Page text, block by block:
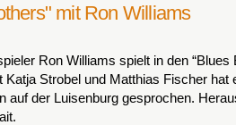
mit Ron Williams
Ron Williams spielt in den “Blues
Katja Strobel und Matthias Fischer hat
auf der Luisenburg gesprochen.